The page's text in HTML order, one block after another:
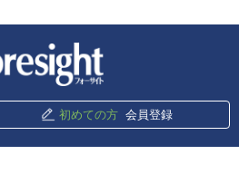
初めての方 会員登録